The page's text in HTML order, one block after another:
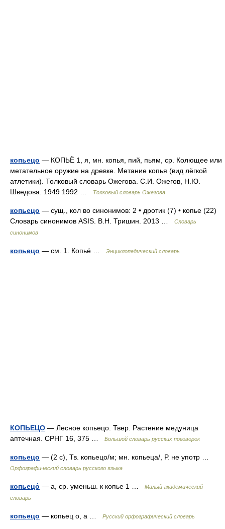
копьецо — КОПЬЁ 1, я, мн. копья, пий, пьям, ср. Колющее или
метательное оружие на древке. Метание копья (вид лёгкой
атлетики). Толковый словарь Ожегова. С.И. Ожегов, Н.Ю.
Шведова. 1949 1992 …
Толковый словарь Ожегова
копьецо — сущ., кол во синонимов: 2 • дротик (7) • копье (22)
Словарь синонимов ASIS. В.Н. Тришин. 2013 …
Словарь
синонимов
копьецо — см. 1. Копьё … Энциклопедический словарь
КОПЬЕЦО — Лесное копьецо. Твер. Растение медуница
аптечная. СРНГ 16, 375 …
Большой словарь русских поговорок
копьецо — (2 с), Тв. копьецо/м; мн. копьеца/, Р. не употр …
Орфографический словарь русского языка
копьецо́ — а, ср. уменьш. к копье 1 …
Малый академический
словарь
копьецо — копьец о, а … Русский орфографический словарь